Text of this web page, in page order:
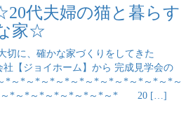
代夫婦の猫と暮らす
家☆
切に、確かな家づくりをしてきた
社【ジョイホーム】から 完成見学会の
*～*～*～*～*～*～*～*～*～*～*～*～
～*～*～*～*～*～*～*～* 20 […]